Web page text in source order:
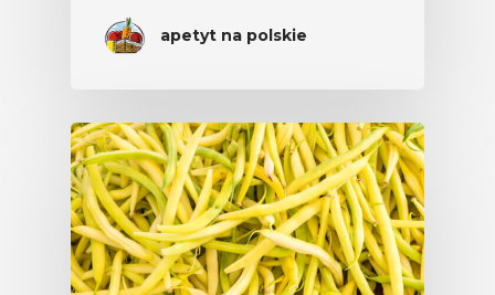
apetyt na polskie